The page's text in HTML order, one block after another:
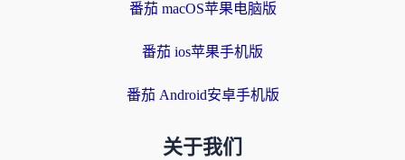
番茄 macOS苹果电脑版
番茄 ios苹果手机版
番茄 Android安卓手机版
关于我们